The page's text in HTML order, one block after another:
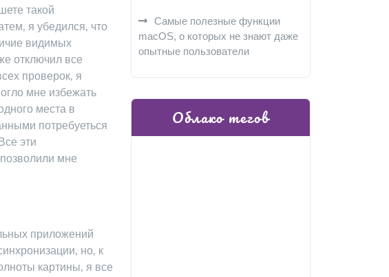
такой
я убедился‚ что
видимых
отключил все
проверок‚ я
мне избежать
места в
потребуеться
эти
мне
приложений
но‚ к
картины‚ я все
Самые полезные функции
macOS, о которых не знают даже
опытные пользователи
Облако тегов